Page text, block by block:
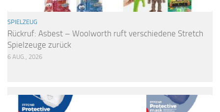
SPIELZEUG
Rückruf: Asbest – Woolworth ruft verschiedene Stretch
Spielzeuge zurück
6 AUG., 2026